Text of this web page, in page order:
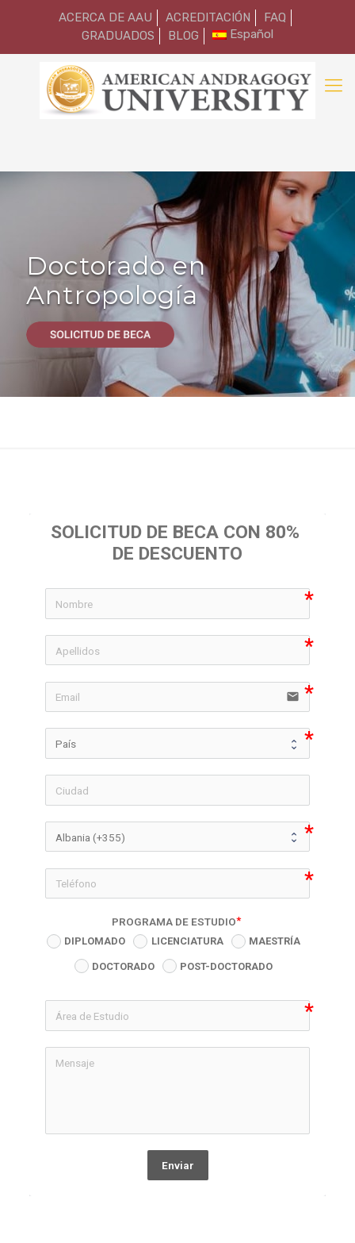
ACERCA DE AAU ACREDITACIÓN
FAQ
GRADUADOS
BLOG Español
Doctorado en
Antropología
SOLICITUD DE BECA CON 80%
DE DESCUENTO
icon-
icon-
email
icon-
PROGRAMA DE ESTUDIO
DIPLOMADO LICENCIATURA MAESTRÍA
DOCTORADO POST-DOCTORADO
Enviar